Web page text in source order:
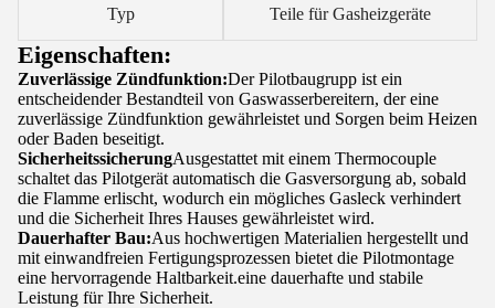
Typ Teile für Gasheizgeräte
Eigenschaften:
Zuverlässige Zündfunktion:Der Pilotbaugrupp ist ein
entscheidender Bestandteil von Gaswasserbereitern, der eine
zuverlässige Zündfunktion gewährleistet und Sorgen beim Heizen
oder Baden beseitigt.
SicherheitssicherungAusgestattet mit einem Thermocouple
schaltet das Pilotgerät automatisch die Gasversorgung ab, sobald
die Flamme erlischt, wodurch ein mögliches Gasleck verhindert
und die Sicherheit Ihres Hauses gewährleistet wird.
Dauerhafter Bau:Aus hochwertigen Materialien hergestellt und
mit einwandfreien Fertigungsprozessen bietet die Pilotmontage
eine hervorragende Haltbarkeit.eine dauerhafte und stabile
Leistung für Ihre Sicherheit.